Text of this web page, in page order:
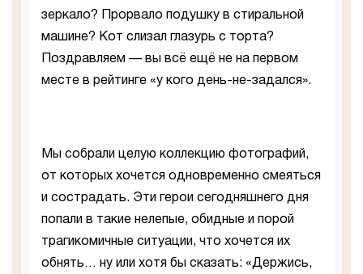
зеркало? Прорвало подушку в стиральной
машине? Кот слизал глазурь с торта?
Поздравляем — вы всё ещё не на первом
месте в рейтинге «у кого день-не-задался».
Мы собрали целую коллекцию фотографий,
от которых хочется одновременно смеяться
и сострадать. Эти герои сегодняшнего дня
попали в такие нелепые, обидные и порой
трагикомичные ситуации, что хочется их
обнять… ну или хотя бы сказать: «Держись,